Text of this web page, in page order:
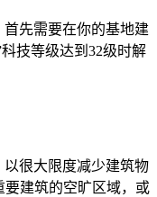
首先需要在你的基地建
技等级达到32级时解
以很大限度减少建筑物
建筑的空旷区域，或